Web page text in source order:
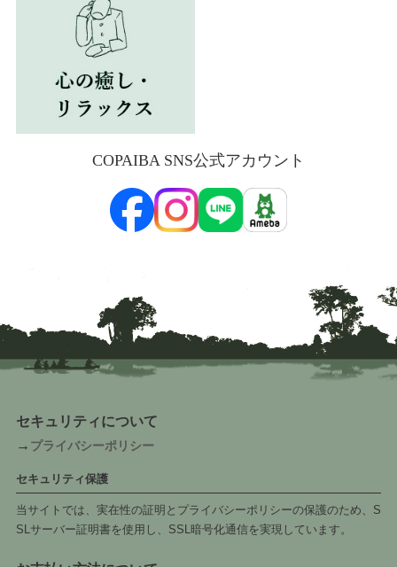
COPAIBA SNS公式アカウント
セキュリティについて
→ プライバシーポリシー
セキュリティ保護
当サイトでは、実在性の証明とプライバシーポリシーの保護のため、S
SLサーバー証明書を使用し、SSL暗号化通信を実現しています。